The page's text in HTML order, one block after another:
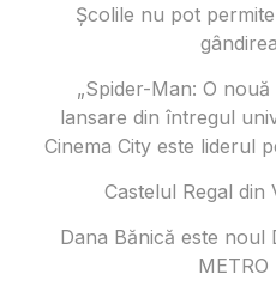
Școlile nu pot
„Spider-Man: O
lansare din întregul
Cinema City este liderul
Castelul Regal din
Dana Bănică este
METRO